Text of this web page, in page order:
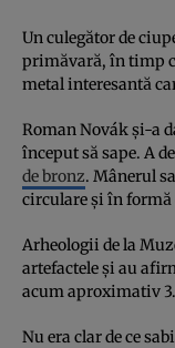
Un culegător de
primăvară, în timp
metal interesantă
Roman Novák și-a
început să sape. A
de bronz. Mânerul
circulare și în formă
Arheologii de la
artefactele și au
acum aproximativ
Nu era clar de ce